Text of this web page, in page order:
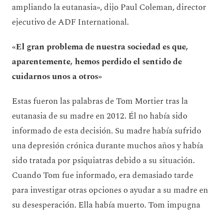
ampliando la eutanasia», dijo Paul Coleman, director
ejecutivo de ADF International.
«El gran problema de nuestra sociedad es que,
aparentemente, hemos perdido el sentido de
cuidarnos unos a otros»
Estas fueron las palabras de Tom Mortier tras la
eutanasia de su madre en 2012. Él no había sido
informado de esta decisión. Su madre había sufrido
una depresión crónica durante muchos años y había
sido tratada por psiquiatras debido a su situación.
Cuando Tom fue informado, era demasiado tarde
para investigar otras opciones o ayudar a su madre en
su desesperación. Ella había muerto. Tom impugna